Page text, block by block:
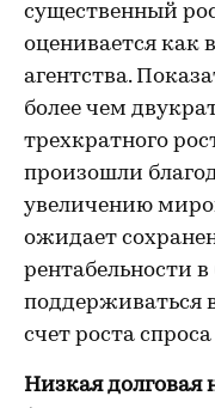
существенный
оценивается как
агентства.
более чем
трехкратного
произошли
увеличению
ожидает
рентабельности
поддерживаться
счет роста
Низкая долговая